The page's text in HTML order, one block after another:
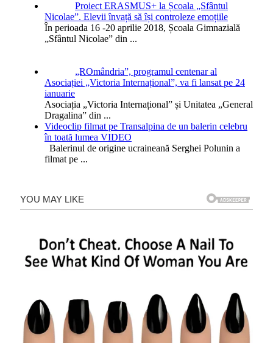
Proiect ERASMUS+ la Școala „Sfântul
Nicolae”. Elevii învață să își controleze emoțiile
În perioada 16 -20 aprilie 2018, Școala Gimnazială
„Sfântul Nicolae” din ...
„ROmândria”, programul centenar al
Asociației „Victoria Internațional”, va fi lansat pe 24
ianuarie
Asociația „Victoria Internațional” și Unitatea „General
Dragalina” din ...
Videoclip filmat pe Transalpina de un balerin celebru
în toată lumea VIDEO
Balerinul de origine ucraineană Serghei Polunin a
filmat pe ...